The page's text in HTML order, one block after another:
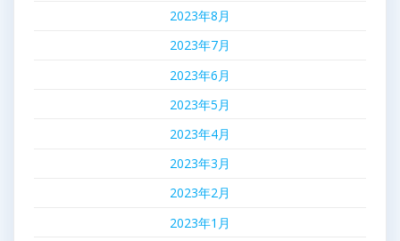
2023年8月
2023年7月
2023年6月
2023年5月
2023年4月
2023年3月
2023年2月
2023年1月